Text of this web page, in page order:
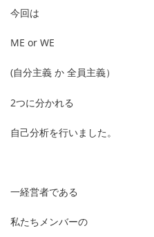
今回は
ME or WE
(自分主義 か 全員主義）
2つに分かれる
自己分析を行いました。
一経営者である
私たちメンバーの